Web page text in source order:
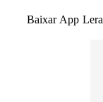
Baixar App Lera